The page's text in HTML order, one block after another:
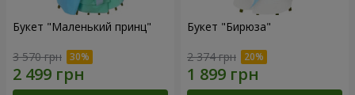
Букет "Маленький принц"
3 570 грн
Букет "Бирюза"
2 374 грн